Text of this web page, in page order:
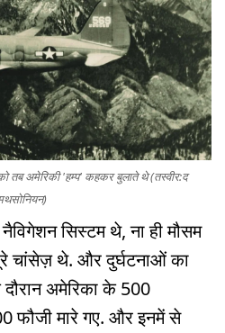
तब अमेरिकी 'हम्प' कहकर बुलाते थे (तस्वीर:द
सिस्टम थे, ना ही मौसम
चांसेज़ थे. और दुर्घटनाओं का
अमेरिका के 500
फौजी मारे गए. और इनमें से